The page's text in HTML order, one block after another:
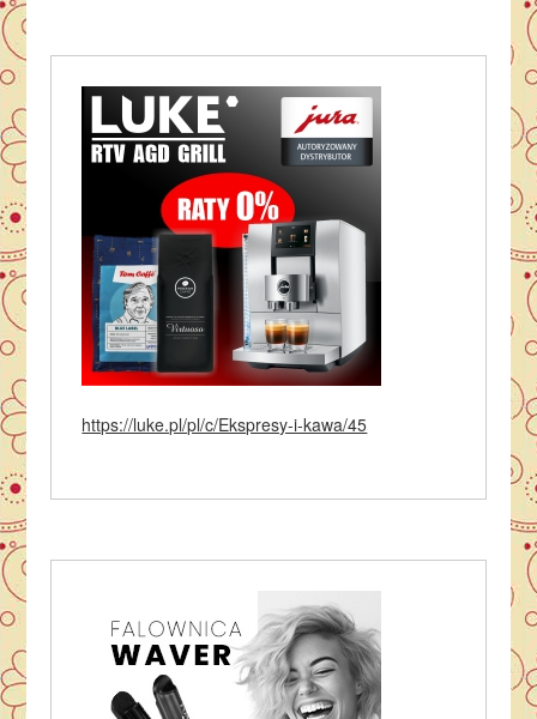
https://luke.pl/pl/c/Ekspresy-i-kawa/45